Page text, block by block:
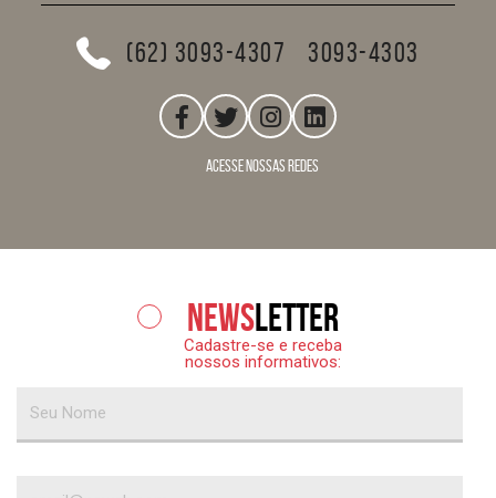
(62) 3093-4307 3093-4303
acesse nossas redes
Newsletter
Cadastre-se e receba
nossos informativos: